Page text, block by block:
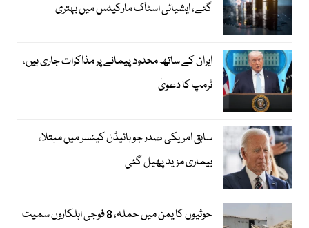
گئے، ایشیائی اسٹاک مارکیٹس میں بہتری
ایران کے ساتھ محدود پیمانے پر مذاکرات جاری ہیں،
ٹرمپ کا دعویٰ
سابق امریکی صدر جوبائیڈن کینسر میں مبتلا،
بیماری مزید پھیل گئی
حوثیوں کا یمن میں حملہ، 8 فوجی اہلکاروں سمیت